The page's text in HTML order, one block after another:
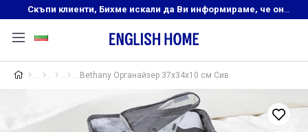
Скъпи клиенти, Бихме искали да Ви информираме, че онлайн магазинът на English Home преустановява своята дейност. Прекрасният ни и усмихнат екип ,Ви очаква в нашите физически магазини, където ще откриете любимите си продукти! Благодарим Ви, че сте част от семейството на Еnglish Home!
Bethany Органайзер 37x34x10 см Сив